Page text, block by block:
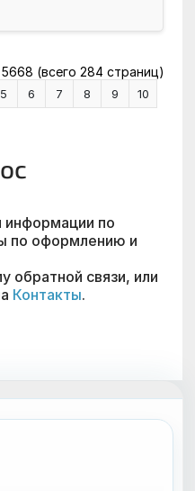
5 6 7 8 9
10
(всего 284 страниц)
по
по оформлению и
обратной связи, или
Контакты.